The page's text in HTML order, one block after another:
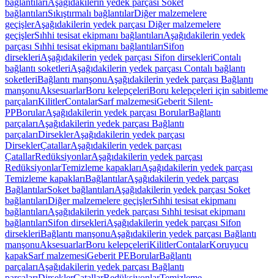
bağlantılarıAşağıdakilerin yedek parçası Soket
bağlantılarıSıkıştırmalı bağlantılarDiğer malzemelere
geçişlerAşağıdakilerin yedek parçası Diğer malzemelere
geçişlerSıhhi tesisat ekipmanı bağlantılarıAşağıdakilerin yedek
parçası Sıhhi tesisat ekipmanı bağlantılarıSifon
dirsekleriAşağıdakilerin yedek parçası Sifon dirsekleriContalı
bağlantı soketleriAşağıdakilerin yedek parçası Contalı bağlantı
soketleriBağlantı manşonuAşağıdakilerin yedek parçası Bağlantı
manşonuAksesuarlarBoru kelepçeleriBoru kelepçeleri için sabitleme
parçalarıKilitlerContalarSarf malzemesiGeberit Silent-
PPBorularAşağıdakilerin yedek parçası BorularBağlantı
parçalarıAşağıdakilerin yedek parçası Bağlantı
parçalarıDirseklerAşağıdakilerin yedek parçası
DirseklerÇatallarAşağıdakilerin yedek parçası
ÇatallarRedüksiyonlarAşağıdakilerin yedek parçası
RedüksiyonlarTemizleme kapaklarıAşağıdakilerin yedek parçası
Temizleme kapaklarıBağlantılarAşağıdakilerin yedek parçası
BağlantılarSoket bağlantılarıAşağıdakilerin yedek parçası Soket
bağlantılarıDiğer malzemelere geçişlerSıhhi tesisat ekipmanı
bağlantılarıAşağıdakilerin yedek parçası Sıhhi tesisat ekipmanı
bağlantılarıSifon dirsekleriAşağıdakilerin yedek parçası Sifon
dirsekleriBağlantı manşonuAşağıdakilerin yedek parçası Bağlantı
manşonuAksesuarlarBoru kelepçeleriKilitlerContalarKoruyucu
kapakSarf malzemesiGeberit PEBorularBağlantı
parçalarıAşağıdakilerin yedek parçası Bağlantı